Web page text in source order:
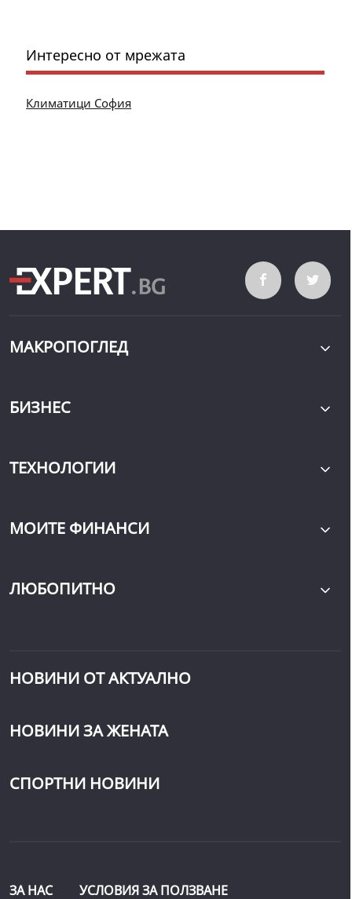
Интересно от мрежата
Климатици София
МАКРОПОГЛЕД
БИЗНЕС
ТЕХНОЛОГИИ
МОИТЕ ФИНАНСИ
ЛЮБОПИТНО
НОВИНИ ОТ АКТУАЛНО
НОВИНИ ЗА ЖЕНАТА
СПОРТНИ НОВИНИ
ЗА НАС УСЛОВИЯ ЗА ПОЛЗВАНЕ